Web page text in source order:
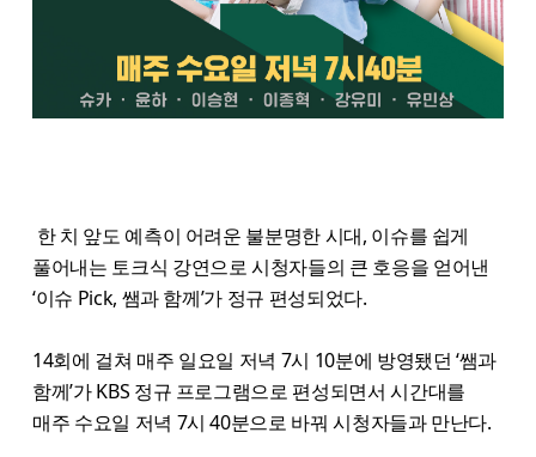
한 치 앞도 예측이 어려운 불분명한 시대, 이슈를 쉽게
풀어내는 토크식 강연으로 시청자들의 큰 호응을 얻어낸
‘이슈 Pick, 쌤과 함께’가 정규 편성되었다.
14회에 걸쳐 매주 일요일 저녁 7시 10분에 방영됐던 ‘쌤과
함께’가 KBS 정규 프로그램으로 편성되면서 시간대를
매주 수요일 저녁 7시 40분으로 바꿔 시청자들과 만난다.